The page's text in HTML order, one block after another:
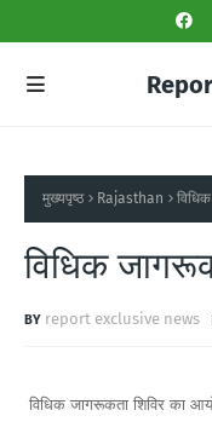
मुख्यपृष्ठ Rajasthan
विधिक
report exclusive news
विधिक जागरूकता शिविर का